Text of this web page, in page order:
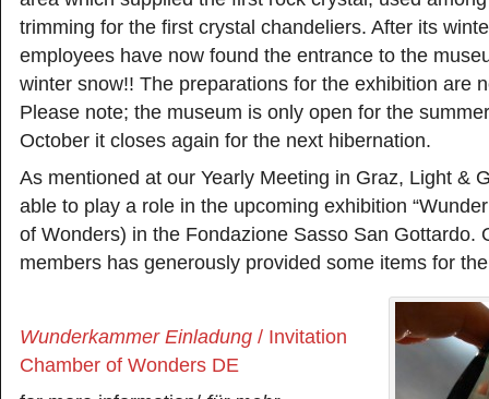
trimming for the first crystal chandeliers. After its
employees have now found the entrance to the
winter snow!! The preparations for the exhibition are
Please note; the museum is only open for the
October it closes again for the next hibernation.
As mentioned at our Yearly Meeting in Graz, Light &
able to play a role in the upcoming exhibition
of Wonders) in the Fondazione Sasso San Gottardo.
members has generously provided some items for
Wunderkammer Einladung / Invitation
Chamber of Wonders DE